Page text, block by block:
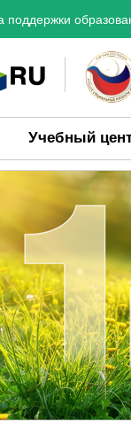
поддержки
Учебный